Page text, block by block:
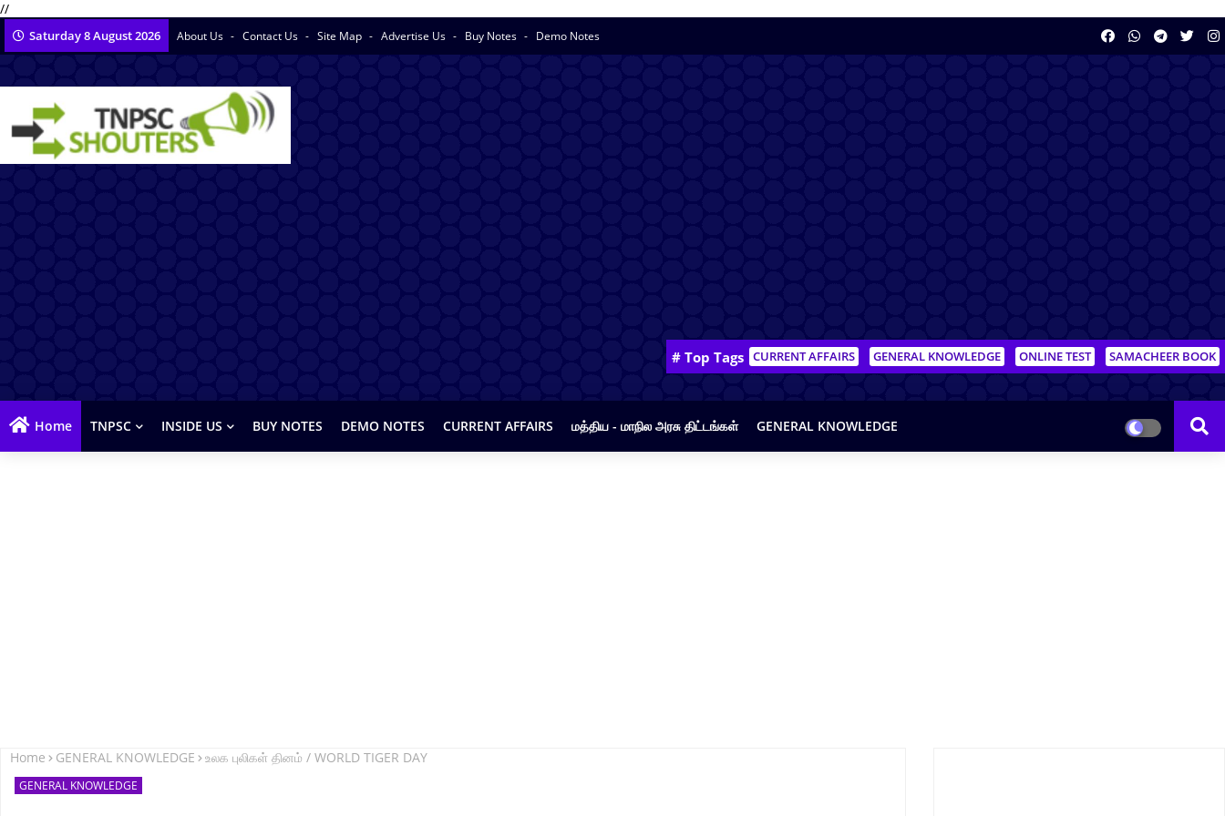
//
Saturday 8 August 2026 About Us Contact Us Site Map Advertise Us Buy Notes Demo Notes
# Top Tags CURRENT AFFAIRS GENERAL KNOWLEDGE ONLINE TEST SAMACHEER BOOK
Home TNPSC INSIDE US BUY NOTES DEMO NOTES CURRENT AFFAIRS மத்திய - மாநில அரசு திட்டங்கள் GENERAL KNOWLEDGE
Home GENERAL KNOWLEDGE உலக புலிகள் தினம் / WORLD TIGER DAY
GENERAL KNOWLEDGE